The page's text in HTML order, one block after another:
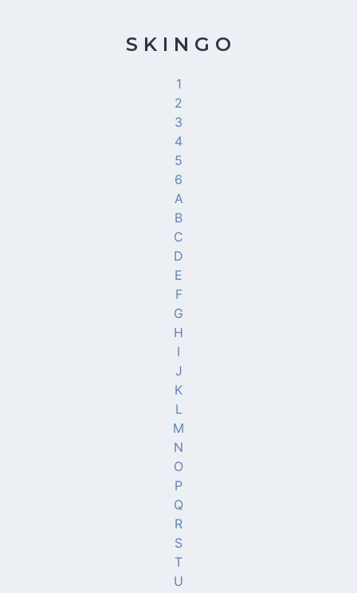
S K I N G O
1
2
3
4
5
6
A
B
C
D
E
F
G
H
I
J
K
L
M
N
O
P
Q
R
S
T
U